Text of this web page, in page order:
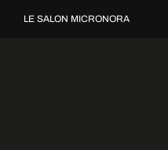
LE SALON MICRONORA